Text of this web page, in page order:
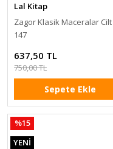
Lal Kitap
Zagor Klasik Maceralar Cilt
147
637,50 TL
750,00 TL
Sepete Ekle
%15
YENİ